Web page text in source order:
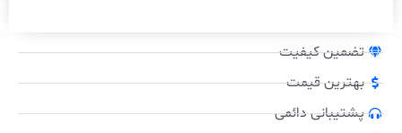
تضمین کیفیت
بهترین قیمت
پشتیبانی دائمی